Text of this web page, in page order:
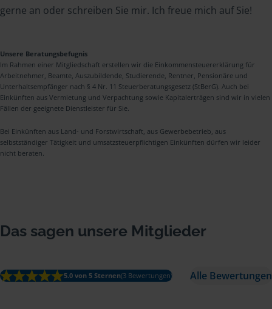
gerne an oder schreiben Sie mir. Ich freue mich auf Sie!
Unsere Beratungsbefugnis
Im Rahmen einer Mitgliedschaft erstellen wir die Einkommensteuererklärung für
Arbeitnehmer, Beamte, Auszubildende, Studierende, Rentner, Pensionäre und
Unterhaltsempfänger nach § 4 Nr. 11 Steuerberatungsgesetz (StBerG). Auch bei
Einkünften aus Vermietung und Verpachtung sowie Kapitalerträgen sind wir in vielen
Fällen der geeignete Dienstleister für Sie.
Bei Einkünften aus Land- und Forstwirtschaft, aus Gewerbebetrieb, aus
selbstständiger Tätigkeit und umsatzsteuerpflichtigen Einkünften dürfen wir leider
nicht beraten.
Das sagen unsere Mitglieder
5.0 von 5 Sternen(3 Bewertungen) Alle Bewertungen